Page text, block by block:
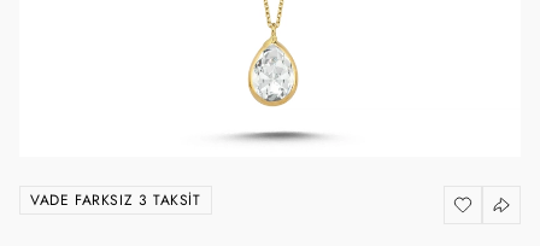
VADE FARKSIZ 3 TAKSIT